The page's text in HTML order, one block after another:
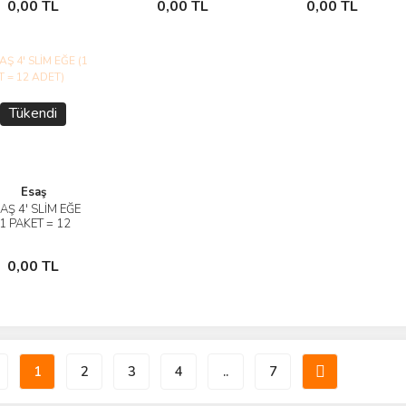
0,00 TL
Yok 0,00 TL
Yok 0,00 TL
Yok
Tükendi
Esaş
4' SLİM EĞE
PAKET = 12
0,00 TL
İncele
Yok
1 2 3 4 .. 7